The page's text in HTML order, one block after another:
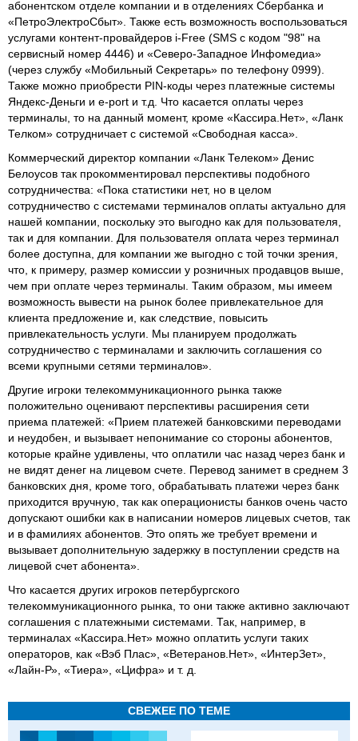
абонентском отделе компании и в отделениях Сбербанка и
«ПетроЭлектроСбыт». Также есть возможность воспользоваться
услугами контент-провайдеров i-Free (SMS с кодом "98" на
сервисный номер 4446) и «Северо-Западное Инфомедиа»
(через службу «Мобильный Секретарь» по телефону 0999).
Также можно приобрести PIN-коды через платежные системы
Яндекс-Деньги и e-port и т.д. Что касается оплаты через
терминалы, то на данный момент, кроме «Кассира.Нет», «Ланк
Телком» сотрудничает с системой «Свободная касса».
Коммерческий директор компании «Ланк Телеком» Денис
Белоусов так прокомментировал перспективы подобного
сотрудничества: «Пока статистики нет, но в целом
сотрудничество с системами терминалов оплаты актуально для
нашей компании, поскольку это выгодно как для пользователя,
так и для компании. Для пользователя оплата через терминал
более доступна, для компании же выгодно с той точки зрения,
что, к примеру, размер комиссии у розничных продавцов выше,
чем при оплате через терминалы. Таким образом, мы имеем
возможность вывести на рынок более привлекательное для
клиента предложение и, как следствие, повысить
привлекательность услуги. Мы планируем продолжать
сотрудничество с терминалами и заключить соглашения со
всеми крупными сетями терминалов».
Другие игроки телекоммуникационного рынка также
положительно оценивают перспективы расширения сети
приема платежей: «Прием платежей банковскими переводами
и неудобен, и вызывает непонимание со стороны абонентов,
которые крайне удивлены, что оплатили час назад через банк и
не видят денег на лицевом счете. Перевод занимет в среднем 3
банковских дня, кроме того, обрабатывать платежи через банк
приходится вручную, так как операционисты банков очень часто
допускают ошибки как в написании номеров лицевых счетов, так
и в фамилиях абонентов. Это опять же требует времени и
вызывает дополнительную задержку в поступлении средств на
лицевой счет абонента».
Что касается других игроков петербургского
телекоммуникационного рынка, то они также активно заключают
соглашения с платежными системами. Так, например, в
терминалах «Кассира.Нет» можно оплатить услуги таких
операторов, как «Вэб Плас», «Ветеранов.Нет», «ИнтерЗет»,
«Лайн-Р», «Тиера», «Цифра» и т. д.
СВЕЖЕЕ ПО ТЕМЕ